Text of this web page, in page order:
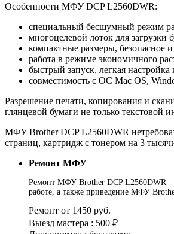
Особенности МФУ DCP L2560DWR:
специальный бесшумный режим
многоцелевой лоток для загрузки
компактные размеры, безопасное
работа в режиме экономичного
быстрый запуск, легкая настройка
совместимость с ОС Mac OS,
Разрешение печати, копирования и
глянцевой бумаги не только
МФУ Brother DCP L2560DWR
страниц, картридж с тонером на 3
Ремонт МФУ
Ремонт МФУ Brother DCP L2560DWR —
работе, а также приведение МФУ
Ремонт от 1450 руб.
Выезд мастера : 500 ₽